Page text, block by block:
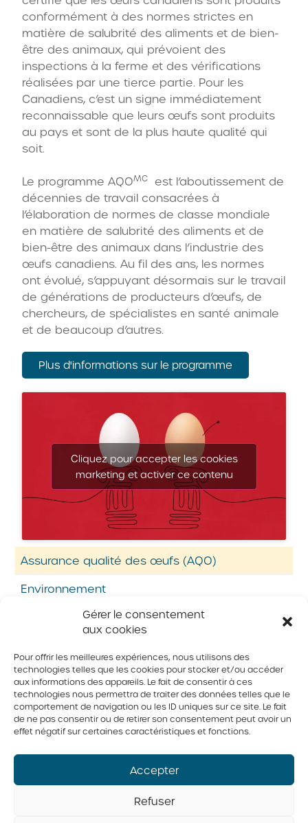
Gérer le consentement
aux cookies
Pour offrir les meilleures expériences, nous utilisons des
technologies telles que les cookies pour stocker et/ou accéder
aux informations des appareils. Le fait de consentir à ces
technologies nous permettra de traiter des données telles que le
comportement de navigation ou les ID uniques sur ce site. Le fait
de ne pas consentir ou de retirer son consentement peut avoir un
effet négatif sur certaines caractéristiques et fonctions.
Accepter
Refuser
conformément à des normes strictes en
matière de salubrité des aliments et de bien-
être des animaux, qui prévoient des
inspections à la ferme et des vérifications
réalisées par une tierce partie. Pour les
Canadiens, c’est un signe immédiatement
reconnaissable que leurs œufs sont produits
au pays et sont de la plus haute qualité qui
soit.
Le programme AQOMC
est l’aboutissement de
décennies de travail consacrées à
l’élaboration de normes de classe mondiale
en matière de salubrité des aliments et de
bien-être des animaux dans l’industrie des
œufs canadiens. Au fil des ans, les normes
ont évolué, s’appuyant désormais sur le travail
de générations de producteurs d’œufs, de
chercheurs, de spécialistes en santé animale
et de beaucoup d’autres.
Plus d'informations sur le programme
Cliquez pour accepter les cookies
marketing et activer ce contenu
Assurance qualité des œufs (AQO)
Environnement
Biosécurité et salubrité
© 2026 Tous droits réservés. Fédération des producteurs d’oeufs
du Québec
Politique de confidentialité